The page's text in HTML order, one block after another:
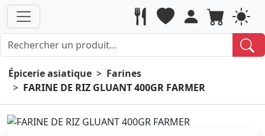
Épicerie asiatique
Farines
FARINE DE RIZ GLUANT 400GR FARMER